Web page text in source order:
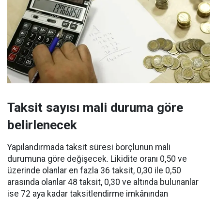
Taksit sayısı mali duruma göre
belirlenecek
Yapılandırmada taksit süresi borçlunun mali
durumuna göre değişecek. Likidite oranı 0,50 ve
üzerinde olanlar en fazla 36 taksit, 0,30 ile 0,50
arasında olanlar 48 taksit, 0,30 ve altında bulunanlar
ise 72 aya kadar taksitlendirme imkânından